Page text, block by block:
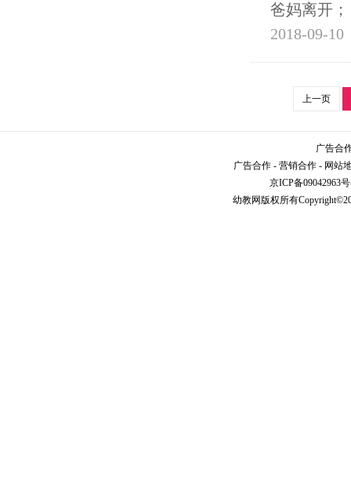
爸妈离开；
2018-09-10
上一页
广告合
广告合作 - 营销合作 - 网站
京ICP备09042963
幼教网版权所有